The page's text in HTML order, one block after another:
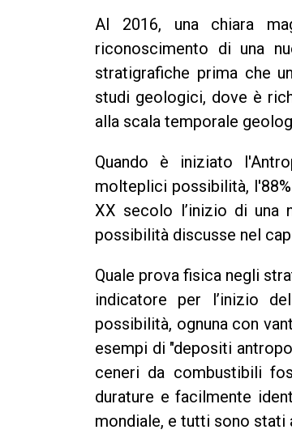
Al 2016, una chiara
riconoscimento di una
stratigrafiche prima che
studi geologici, dove è
alla scala temporale
Quando è iniziato
molteplici possibilità,
XX secolo l’inizio di una
possibilità discusse nel
Quale prova fisica negli
indicatore per l’inizio
possibilità, ognuna con
esempi di "depositi
ceneri da combustibili
durature e facilmente
mondiale, e tutti sono stati